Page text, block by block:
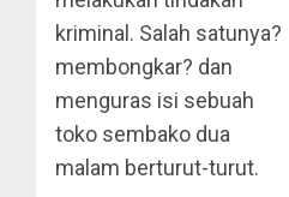
kriminal. Salah satunya?
membongkar? dan
menguras isi sebuah
toko sembako dua
malam berturut-turut.